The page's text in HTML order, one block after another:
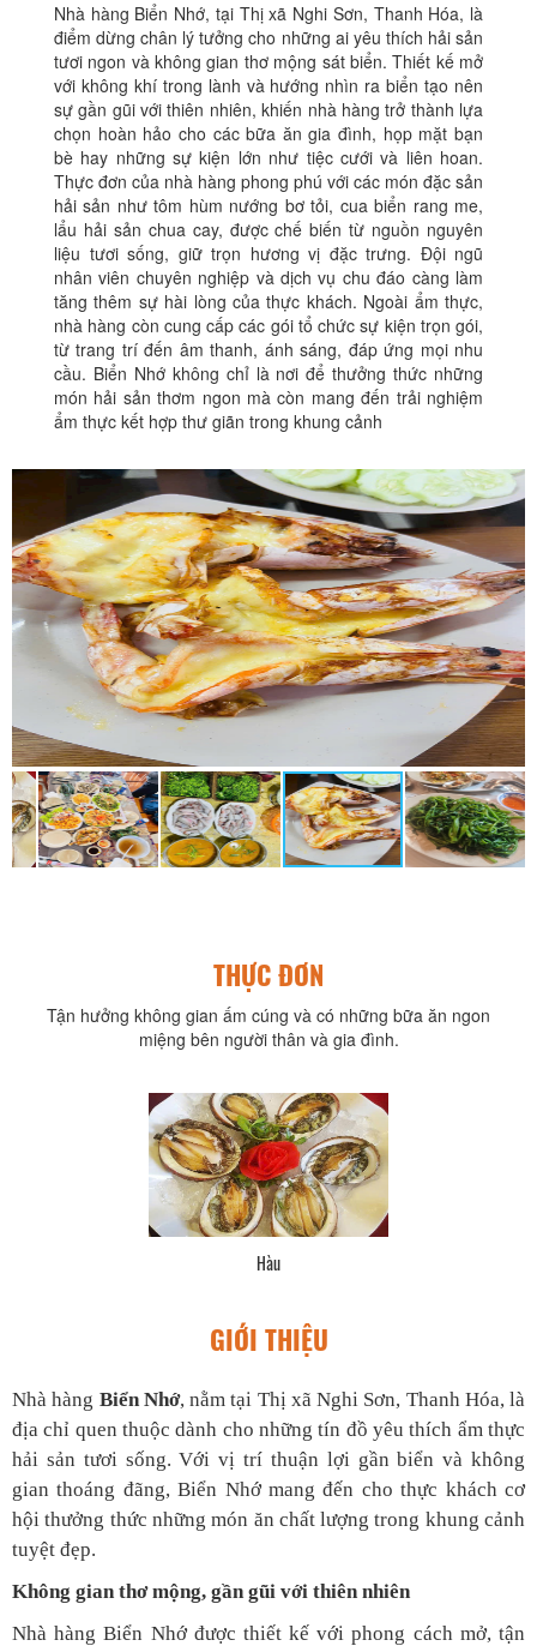
Nhà hàng Biển Nhớ, tại Thị xã Nghi Sơn, Thanh Hóa, là
điểm dừng chân lý tưởng cho những ai yêu thích hải sản
tươi ngon và không gian thơ mộng sát biển. Thiết kế mở
với không khí trong lành và hướng nhìn ra biển tạo nên
sự gần gũi với thiên nhiên, khiến nhà hàng trở thành lựa
chọn hoàn hảo cho các bữa ăn gia đình, họp mặt bạn
bè hay những sự kiện lớn như tiệc cưới và liên hoan.
Thực đơn của nhà hàng phong phú với các món đặc sản
hải sản như tôm hùm nướng bơ tỏi, cua biển rang me,
lẩu hải sản chua cay, được chế biến từ nguồn nguyên
liệu tươi sống, giữ trọn hương vị đặc trưng. Đội ngũ
nhân viên chuyên nghiệp và dịch vụ chu đáo càng làm
tăng thêm sự hài lòng của thực khách. Ngoài ẩm thực,
nhà hàng còn cung cấp các gói tổ chức sự kiện trọn gói,
từ trang trí đến âm thanh, ánh sáng, đáp ứng mọi nhu
cầu. Biển Nhớ không chỉ là nơi để thưởng thức những
món hải sản thơm ngon mà còn mang đến trải nghiệm
ẩm thực kết hợp thư giãn trong khung cảnh
THỰC ĐƠN
Tận hưởng không gian ấm cúng và có những bữa ăn ngon
miệng bên người thân và gia đình.
Hàu
GIỚI THIỆU
Nhà hàng Biển Nhớ, nằm tại Thị xã Nghi Sơn, Thanh Hóa, là
địa chỉ quen thuộc dành cho những tín đồ yêu thích ẩm thực
hải sản tươi sống. Với vị trí thuận lợi gần biển và không
gian thoáng đãng, Biển Nhớ mang đến cho thực khách cơ
hội thưởng thức những món ăn chất lượng trong khung cảnh
tuyệt đẹp.
Không gian thơ mộng, gần gũi với thiên nhiên
Nhà hàng Biển Nhớ được thiết kế với phong cách mở, tận